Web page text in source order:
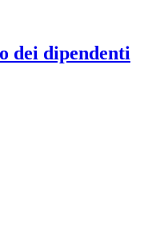
dei dipendenti